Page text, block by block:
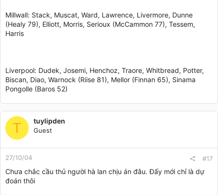
Millwall: Stack, Muscat, Ward, Lawrence, Livermore, Dunne
(Healy 79), Elliott, Morris, Serioux (McCammon 77), Tessem,
Harris
Liverpool: Dudek, Josemi, Henchoz, Traore, Whitbread, Potter,
Biscan, Diao, Warnock (Riise 81), Mellor (Finnan 65), Sinama
Pongolle (Baros 52)
T tuylipden
Guest
27/10/04 #17
Chưa chắc cầu thủ người hà lan chịu án đâu. Đấy mới chỉ là dự
đoán thôi